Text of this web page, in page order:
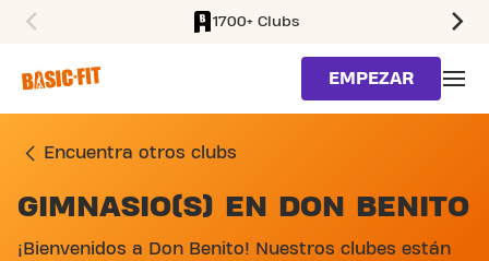
1700+ Clubs
EMPEZAR
Encuentra otros clubs
GIMNASIO(S) EN DON BENITO
¡Bienvenidos a Don Benito! Nuestros clubes están